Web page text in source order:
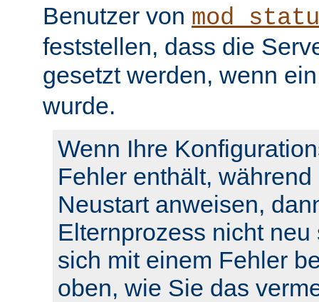
Benutzer von
feststellen, dass die
gesetzt werden, wenn
wurde.
Wenn Ihre
Fehler enthält,
Neustart anweisen,
Elternprozess nicht
sich mit einem Fehler
oben, wie Sie das